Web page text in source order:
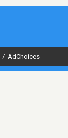
/ AdChoices